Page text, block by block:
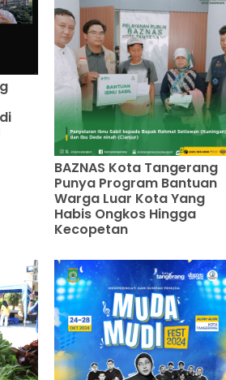
BAZNAS Kota Tangerang
Punya Program Bantuan
Warga Luar Kota Yang
Habis Ongkos Hingga
Kecopetan